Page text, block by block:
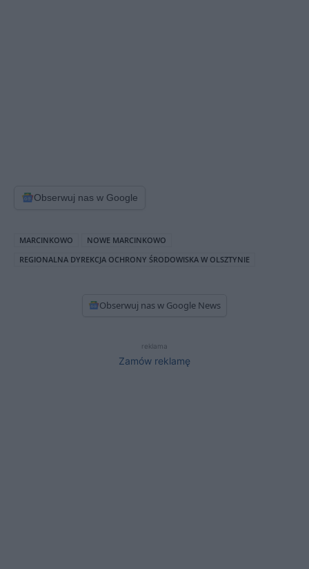
Obserwuj nas w Google
MARCINKOWO
NOWE MARCINKOWO
REGIONALNA DYREKCJA OCHRONY ŚRODOWISKA W OLSZTYNIE
Obserwuj nas w Google News
reklama
Zamów reklamę